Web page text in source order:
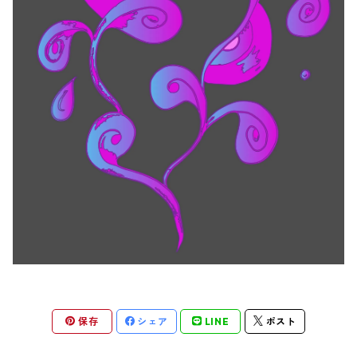
保存 シェア LINE ポスト